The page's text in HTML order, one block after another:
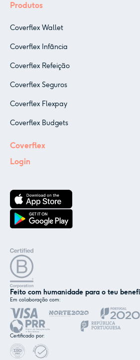
Produtos
Coverflex Wallet
Coverflex Infância
Coverflex Refeição
Coverflex Seguros
Coverflex Flexpay
Coverflex Budgets
Coverflex
Login
Feito com humanidade para o teu
Em colaboração com:
Certificado por:
Nós e os nossos parceiros
tecnologias semelhantes,
mencionado na